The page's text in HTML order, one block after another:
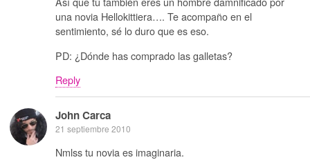
una novia Hellokittiera…. Te acompaño en el
sentimiento, sé lo duro que es eso.
PD: ¿Dónde has comprado las galletas?
Reply
John Carca
21 septiembre 2010
Nmlss tu novia es imaginaria.